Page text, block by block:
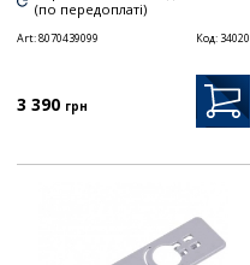
(по передоплаті)
Art:8070439099 Код: 34020
3 390 грн